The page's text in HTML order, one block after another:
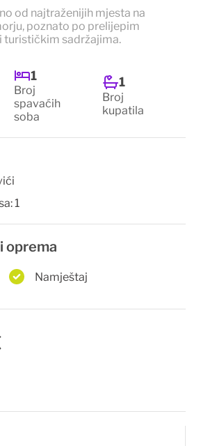
od najtraženijih mjesta na
poznato po prelijepim
turističkim sadržajima.
1
Broj
spavaćih
soba
1
Broj
kupatila
1
oprema
Namještaj